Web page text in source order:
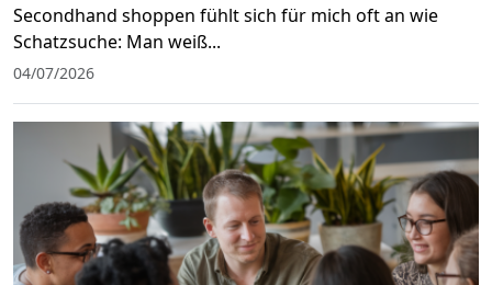
Secondhand shoppen fühlt sich für mich oft an wie
Schatzsuche: Man weiß...
04/07/2026